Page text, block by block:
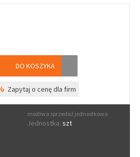
DO KOSZYKA
Zapytaj o cenę dla firm
możliwa sprzedaż jednostkowa
Jednostka: szt